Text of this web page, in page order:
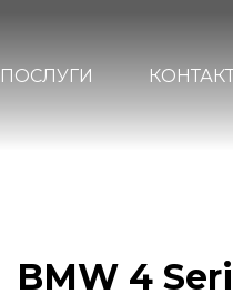
ПОСЛУГИ
BMW 4